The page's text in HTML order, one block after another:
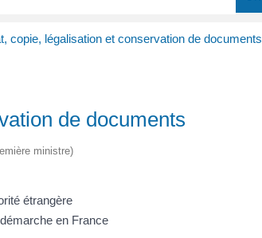
copie, légalisation et conservation de documents
de documents
ministre)
étrangère
en France